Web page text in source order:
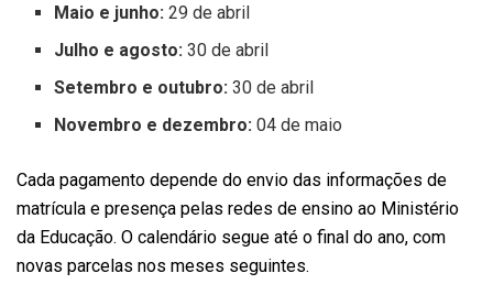
Maio e junho: 29 de abril
Julho e agosto: 30 de abril
Setembro e outubro:30 de abril
Novembro e dezembro: 04 de maio
Cada pagamento depende do envio das informações de
matrícula e presença pelas redes de ensino ao Ministério
da Educação. O calendário segue até o final do ano, com
novas parcelas nos meses seguintes.